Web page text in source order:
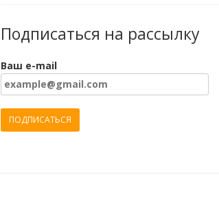
Подписаться на рассылку
Ваш e-mail